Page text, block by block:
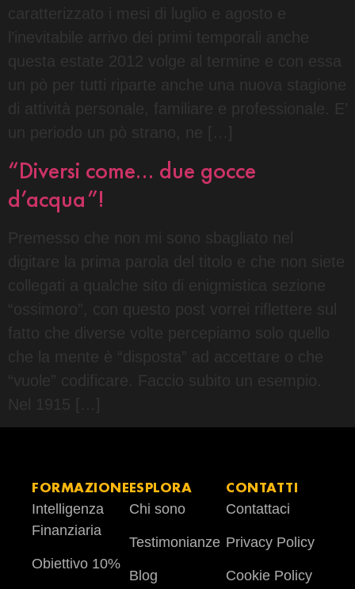
caratterizzato i mesi di luglio e agosto e
l’inevitabile arrivo dei primi temporali anche
questa estate 2012 volge al termine e con essa
un pò per tutti riparte anche una nuova stagione
di attività personale, familiare e professionale. E’
un periodo un pò strano, ne […]
“Diversi come… due gocce
d’acqua”!
Premesso che non mi sono sbagliato nel
digitare la prima parola del titolo e che non siete
collegati a qualche sito di enigmistica sezione
“ossimoro”, con questo post vorrei riflettere sul
fatto che diverse volte percepiamo solo quello
che la mente è “disposta” ad accettare o che
“vuole” codificare. Faccio subito un esempio.
FORMAZIONE
Intelligenza
Finanziaria
Obiettivo 10%
ESPLORA
Chi sono
Testimonianze
Blog
CONTATTI
Contattaci
Privacy Policy
Cookie Policy